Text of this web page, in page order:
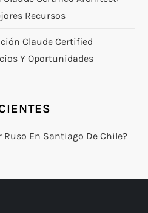
Recursos
Claude Certified
Y Oportunidades
Ruso En Santiago De Chile?